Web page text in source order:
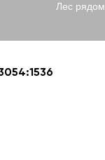
Лес рядом